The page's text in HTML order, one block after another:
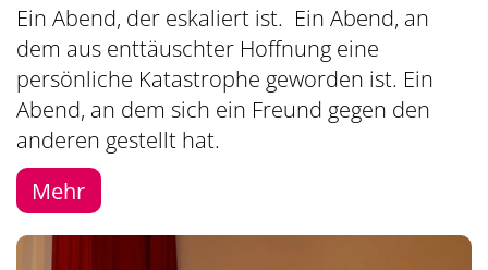
Ein Abend, der eskaliert ist. Ein Abend, an
dem aus enttäuschter Hoffnung eine
persönliche Katastrophe geworden ist. Ein
Abend, an dem sich ein Freund gegen den
anderen gestellt hat.
Mehr